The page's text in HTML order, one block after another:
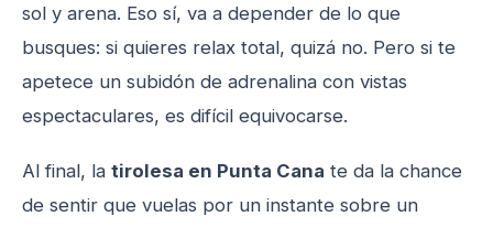
sol y arena. Eso sí, va a depender de lo que
busques: si quieres relax total, quizá no. Pero si te
apetece un subidón de adrenalina con vistas
espectaculares, es difícil equivocarse.
Al final, la tirolesa en Punta Cana te da la chance
de sentir que vuelas por un instante sobre un